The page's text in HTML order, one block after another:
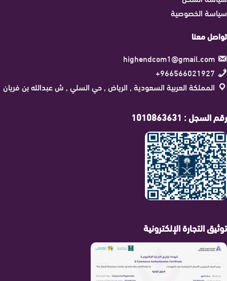
سياسة الخصوصية
تواصل معنا
highendcom1@gmail.com
966566021927+
المملكة العربية السعودية , الرياض , حي السلي , ش عبدالله بن فريان
رقم السجل : 1010863631
توثيق التجارة الإلكترونية